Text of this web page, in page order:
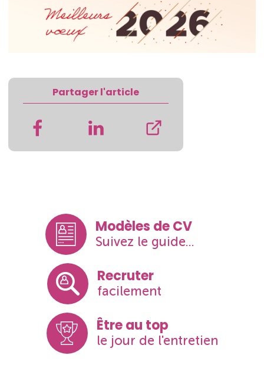
Partager l'article
Modèles de CV
Suivez le guide...
Recruter
facilement
Être au top
le jour de l'entretien